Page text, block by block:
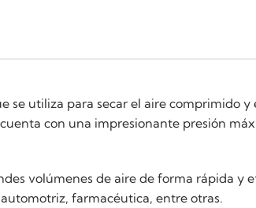
se utiliza para secar el aire comprimido y
con una impresionante presión
volúmenes de aire de forma rápida y
farmacéutica, entre otras.